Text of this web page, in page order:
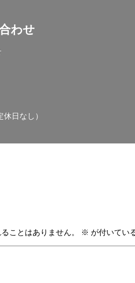
わせ
休日なし）
ことはありません。 ※ が付いてい